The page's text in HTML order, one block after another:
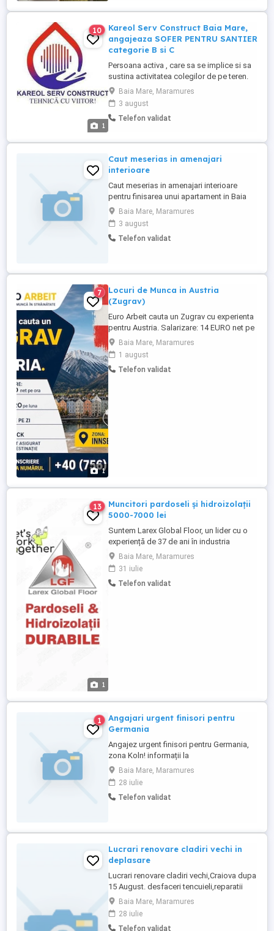
suportată de angajat) * Salariu ...
1
10
Kareol Serv Construct Baia Mare,
angajeaza SOFER PENTRU SANTIER
categorie B si C
Persoana activa , care sa se implice si sa
sustina activitatea colegilor de pe teren.
KAREOL SERV CONSTRUCT din Baia Mare
iti propune un mediu de lucru ofertant, ,
stabil, cu posibilitatea calificarii si
avansarii profesionale: muncitori pentru
lucru in ...
Baia Mare, Maramures
3 august
Telefon validat
Caut meserias in amenajari
interioare
Caut meserias in amenajari interioare
pentru finisarea unui apartament in Baia
Mare. Detalii la telefon.
Baia Mare, Maramures
3 august
Telefon validat
1
7
Locuri de Munca in Austria
(Zugrav)
Euro Arbeit cauta un Zugrav cu experienta
pentru Austria. Salarizare: 14 EURO net pe
ora Cazare 250 EURO pe luna Program: 8 -
10 ore pe zi Zona: Innsbruck Cerinte:
permis de conducere si limba germana la
nivel incepator. Transport asigurat pana la
Baia Mare, Maramures
1 august
Telefon validat
1
13
Muncitori pardoseli și hidroizolații
5000-7000 lei
Suntem Larex Global Floor, un lider cu o
experiență de 37 de ani în industria
pardoselilor sintetice, hidroizolației și
trapei de fum. Ne mândrim cu faptul că
oferim cele mai bune soluții în domeniul
nostru și căutăm un nou membru pentru
Baia Mare, Maramures
31 iulie
Telefon validat
1
Angajari urgent finisori pentru
Germania
Angajez urgent finisori pentru Germania,
zona Koln! informații la
Baia Mare, Maramures
28 iulie
Telefon validat
Lucrari renovare cladiri vechi in
deplasare
Lucrari renovare cladiri vechi,Craiova dupa
15 August. desfaceri tencuieli,reparatii
tencuieli ,tencuieli cu sablonul, demontat
si montat jgeaburi, impermeabilizat
fatada, zugraveli fatada, zugraveli in
Baia Mare, Maramures
28 iulie
Telefon validat